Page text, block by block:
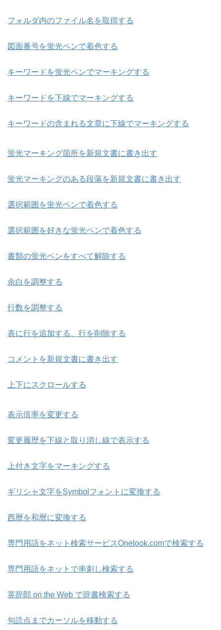
フォルダ内のファイル名を取得する
図面番号を蛍光ペンで着色する
キーワードを蛍光ペンでマーキングする
キーワードを下線でマーキングする
キーワードの含まれる文章に下線でマーキングする
蛍光マーキング箇所を新規文書に書き出す
蛍光マーキングのある段落を新規文書に書き出す
選択範囲を蛍光ペンで着色する
選択範囲を好きな蛍光ペンで着色する
書類の蛍光ペンをすべて解除する
余白を調整する
行数を調整する
表に行を追加する、行を削除する
コメントを新規文書に書き出す
上下にスクロールする
表示倍率を変更する
変更履歴を下線と取り消し線で表示する
上付き文字をマーキングする
ギリシャ文字をSymbolフォントに変換する
西暦を和暦に変換する
専門用語をネット検索サービスOnelook.comで検索する
専門用語をネットで串刺し検索する
英辞郎 on the Web で辞書検索する
句読点までカーソルを移動する